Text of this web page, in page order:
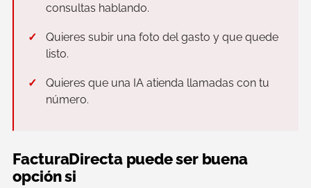
consultas hablando.
Quieres subir una foto del gasto y que quede
listo.
Quieres que una IA atienda llamadas con tu
número.
FacturaDirecta puede ser buena
opción si